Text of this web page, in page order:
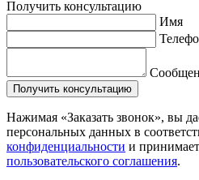
Получить консультацию
Имя
Нажимая «Заказать звонок», вы
персональных данных в
конфиденциальности и
пользовательского соглашения.